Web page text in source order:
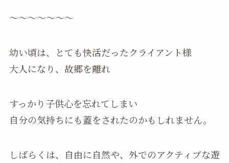
〜〜〜〜〜〜〜
幼い頃は、とても快活だったクライアント様
大人になり、故郷を離れ
すっかり子供心を忘れてしまい
自分の気持ちにも蓋をされたのかもしれません。
しばらくは、自由に自然や、外でのアクティブな遊